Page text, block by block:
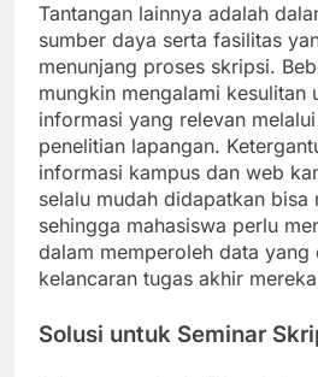
Tantangan lainnya adalah
sumber daya serta fasilitas
menunjang proses skripsi.
mungkin mengalami kesulitan
informasi yang relevan
penelitian lapangan.
informasi kampus dan web
selalu mudah didapatkan bisa
sehingga mahasiswa perlu
dalam memperoleh data yang
kelancaran tugas akhir
Solusi untuk Seminar